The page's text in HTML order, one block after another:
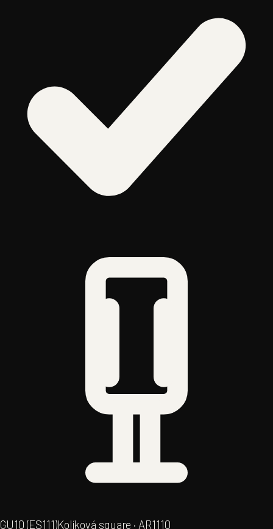
GU10 (ES111)Kolíková square · AR1110